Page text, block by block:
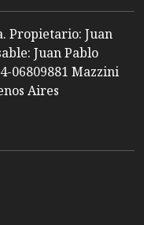
Propietario: Juan
Juan Pablo
06809881 Mazzini
Aires